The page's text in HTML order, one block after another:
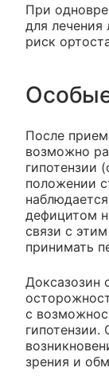
При
для лечения
риск
После
возможно
гипотензии
положении
дефицитом
связи с
принимать
Доксазозин
с
гипотензии.
зрения и